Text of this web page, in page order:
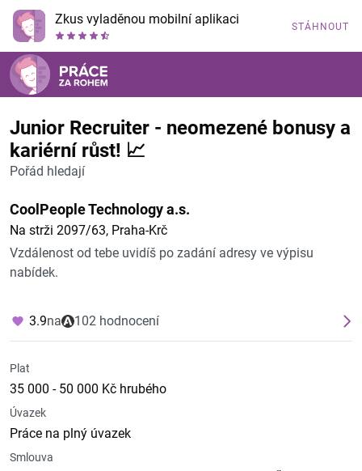
Zkus vyladěnou mobilní aplikaci STÁHNOUT
Junior Recruiter - neomezené bonusy a
kariérní růst! 📈
Pořád hledají
CoolPeople Technology a.s.
Na strži 2097/63, Praha-Krč
Vzdálenost od tebe uvidíš po zadání adresy ve výpisu
nabídek.
3.9na 102 hodnocení
Plat
35 000 - 50 000 Kč hrubého
Úvazek
Práce na plný úvazek
Smlouva